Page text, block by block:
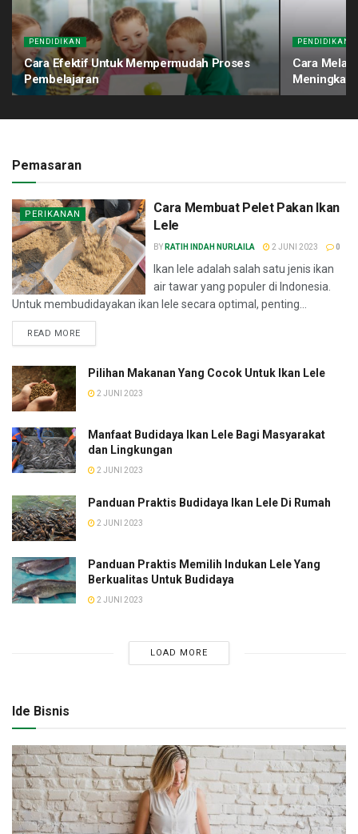
PENDIDIKAN
Cara Efektif Untuk Mempermudah Proses
Pembelajaran
PENDIDIKAN
Cara
Pemasaran
PERIKANAN
Cara Membuat Pelet Pakan Ikan
Lele
BY RATIH INDAH NURLAILA 2 JUNI 2023 0
Ikan lele adalah salah satu jenis ikan
air tawar yang populer di Indonesia.
Untuk membudidayakan ikan lele secara optimal, penting...
READ MORE
Pilihan Makanan Yang Cocok Untuk Ikan Lele
2 JUNI 2023
Manfaat Budidaya Ikan Lele Bagi Masyarakat
dan Lingkungan
2 JUNI 2023
Panduan Praktis Budidaya Ikan Lele Di Rumah
2 JUNI 2023
Panduan Praktis Memilih Indukan Lele Yang
Berkualitas Untuk Budidaya
2 JUNI 2023
LOAD MORE
Ide Bisnis